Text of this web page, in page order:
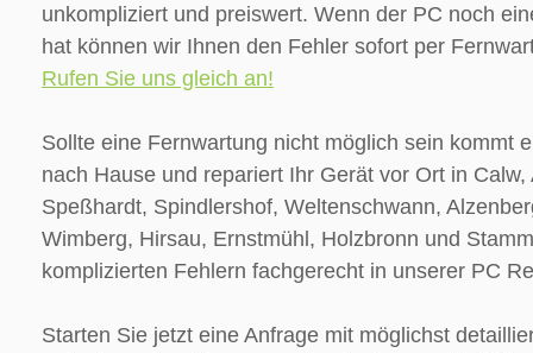
unkompliziert und preiswert. Wenn der PC noch
hat können wir Ihnen den Fehler sofort per
Rufen Sie uns gleich an!
Sollte eine Fernwartung nicht möglich sein kommt
nach Hause und repariert Ihr Gerät vor Ort in
Speßhardt, Spindlershof, Weltenschwann,
Wimberg, Hirsau, Ernstmühl, Holzbronn und
komplizierten Fehlern fachgerecht in unserer PC
Starten Sie jetzt eine Anfrage mit möglichst